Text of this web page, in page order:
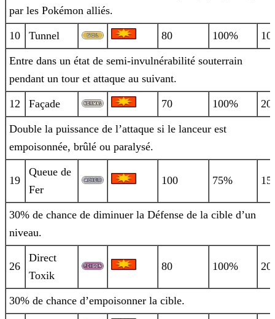
par les Pokémon alliés.
10 Tunnel 80 100% 10
Entre dans un état de semi-invulnérabilité souterrain
pendant un tour et attaque au suivant.
12 Façade 70 100% 20
Double la puissance de l’attaque si le lanceur est
empoisonnée, brûlé ou paralysé.
19
Queue de
Fer
100 75% 15
30% de chance de diminuer la Défense de la cible d’un
niveau.
26
Direct
Toxik
80 100% 20
30% de chance d’empoisonner la cible.